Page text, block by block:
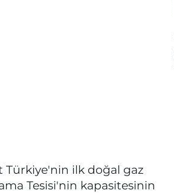
Türkiye'nin ilk doğal gaz
Tesisi'nin kapasitesinin